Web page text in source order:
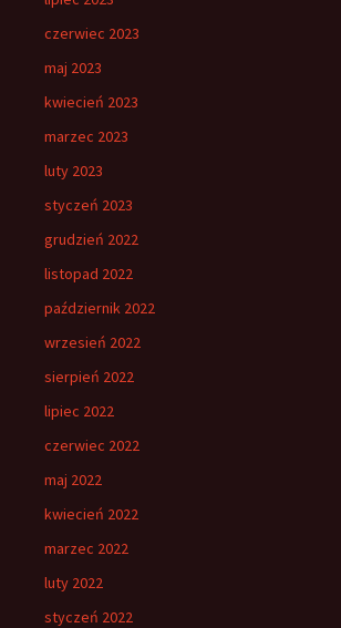
czerwiec 2023
maj 2023
kwiecień 2023
marzec 2023
luty 2023
styczeń 2023
grudzień 2022
listopad 2022
październik 2022
wrzesień 2022
sierpień 2022
lipiec 2022
czerwiec 2022
maj 2022
kwiecień 2022
marzec 2022
luty 2022
styczeń 2022